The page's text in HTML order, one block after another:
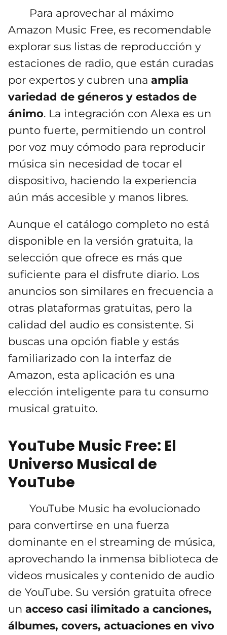
Para aprovechar al máximo
Amazon Music Free, es recomendable
explorar sus listas de reproducción y
estaciones de radio, que están curadas
por expertos y cubren una amplia
variedad de géneros y estados de
ánimo. La integración con Alexa es un
punto fuerte, permitiendo un control
por voz muy cómodo para reproducir
música sin necesidad de tocar el
dispositivo, haciendo la experiencia
aún más accesible y manos libres.
Aunque el catálogo completo no está
disponible en la versión gratuita, la
selección que ofrece es más que
suficiente para el disfrute diario. Los
anuncios son similares en frecuencia a
otras plataformas gratuitas, pero la
calidad del audio es consistente. Si
buscas una opción fiable y estás
familiarizado con la interfaz de
Amazon, esta aplicación es una
elección inteligente para tu consumo
musical gratuito.
YouTube Music Free: El
Universo Musical de
YouTube
YouTube Music ha evolucionado
para convertirse en una fuerza
dominante en el streaming de música,
aprovechando la inmensa biblioteca de
videos musicales y contenido de audio
de YouTube. Su versión gratuita ofrece
un acceso casi ilimitado a canciones,
álbumes, covers, actuaciones en vivo